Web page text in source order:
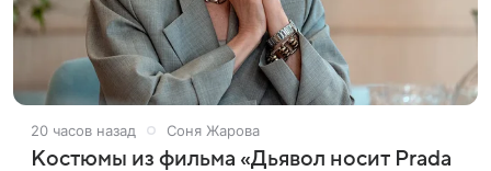
20 часов назад Соня Жарова
Костюмы из фильма «Дьявол носит Prada